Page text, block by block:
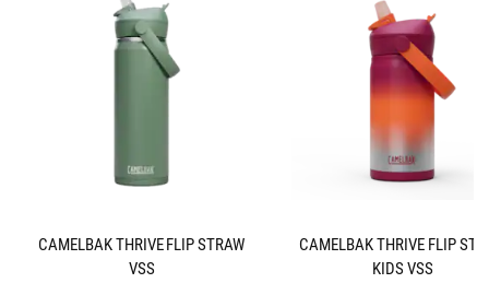
CAMELBAK THRIVE FLIP STRAW
VSS
CAMELBAK THRIVE FLIP
KIDS VSS